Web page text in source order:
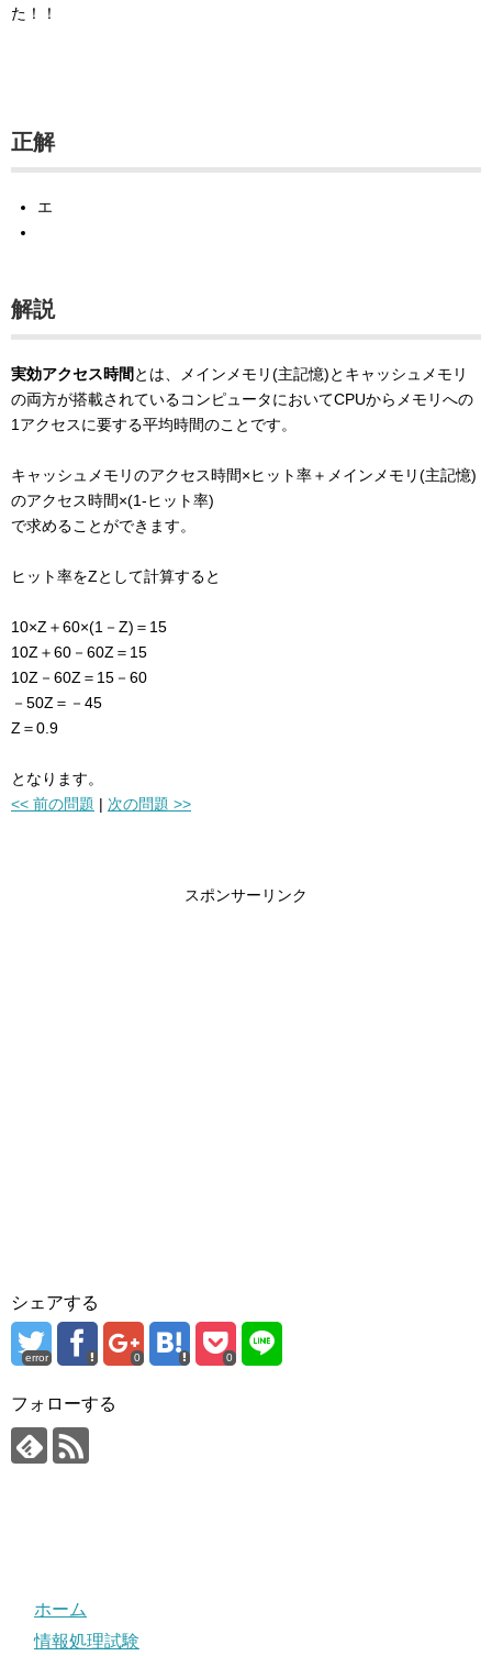
た！！
正解
エ
解説
実効アクセス時間 とは、メインメモリ(主記憶)とキャッシュメモリ
の両方が搭載されているコンピュータにおいてCPUからメモリへの
1アクセスに要する平均時間のことです。
キャッシュメモリのアクセス時間×ヒット率＋メインメモリ(主記憶)
のアクセス時間×(1-ヒット率)
で求めることができます。
ヒット率をZとして計算すると
10×Z＋60×(1－Z)＝15
10Z＋60－60Z＝15
10Z－60Z＝15－60
－50Z＝－45
Z＝0.9
となります。
<< 前の問題 | 次の問題 >>
スポンサーリンク
シェアする
error 0 0
フォローする
ホーム
情報処理試験